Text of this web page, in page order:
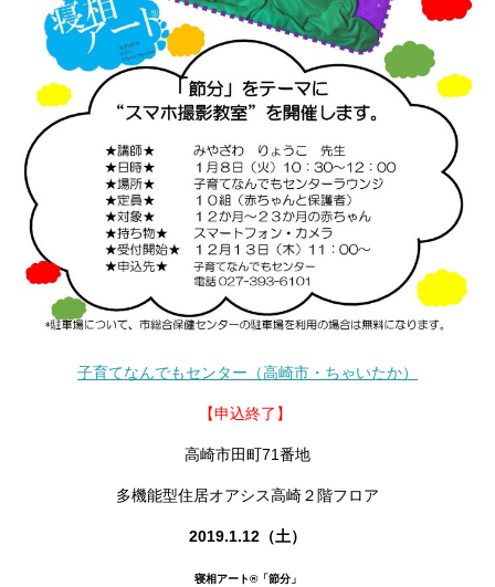
子育てなんでもセンター（高崎市・ちゃいたか）
【申込終了】
高崎市田町71番地
多機能型住居オアシス高崎２階フロア
2019.1.12（土）
寝相アート®「節分」